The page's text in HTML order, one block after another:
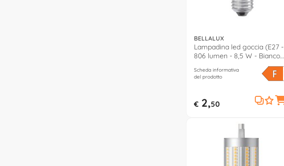
BELLALUX
Lampadina led goccia (E27 -
806 lumen - 8,5 W - Bianco
Scheda informativa
del prodotto
€2,50